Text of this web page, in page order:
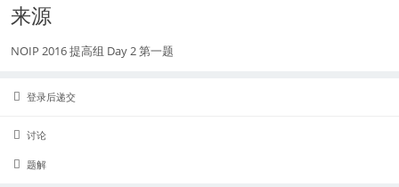
2
来源
NOIP 2016 提高组 Day 2 第一题
登录后递交
讨论
题解